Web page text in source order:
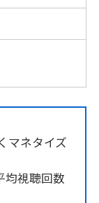
マネタイズ
均視聴回数